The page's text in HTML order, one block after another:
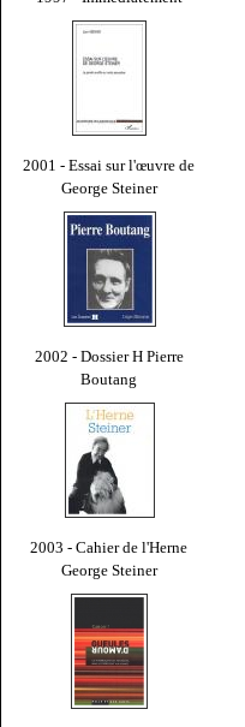
2001 - Essai sur l'œuvre de
George Steiner
2002 - Dossier H Pierre
Boutang
2003 - Cahier de l'Herne
George Steiner